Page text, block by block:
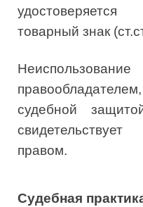
товарный знак
судебной
правом.
Судебная